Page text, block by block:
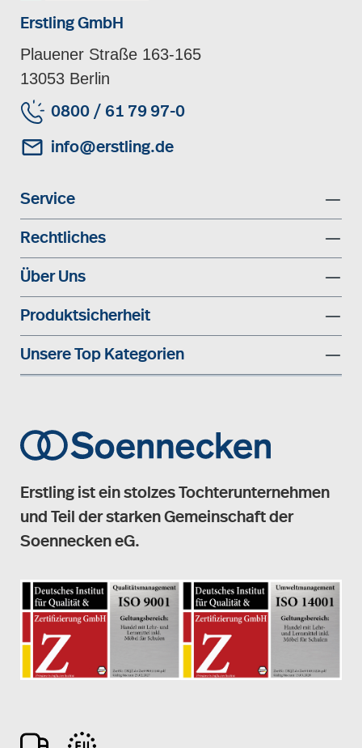
Erstling GmbH
Plauener Straße 163-165
13053 Berlin
0800 / 61 79 97-0
info@erstling.de
Service
Rechtliches
Über Uns
Produktsicherheit
Unsere Top Kategorien
Erstling ist ein stolzes Tochterunternehmen
und Teil der starken Gemeinschaft der
Soennecken eG.